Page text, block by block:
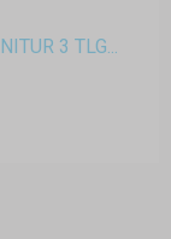
3 TLG...